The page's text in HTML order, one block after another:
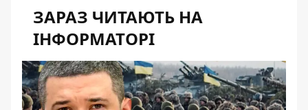
ЗАРАЗ ЧИТАЮТЬ НА
ІНФОРМАТОРІ